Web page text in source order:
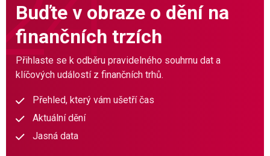
Buďte v obraze o dění na
finančních trzích
Přihlaste se k odběru pravidelného souhrnu dat a
klíčových událostí z finančních trhů.
Přehled, který vám ušetří čas
Aktuální dění
Jasná data